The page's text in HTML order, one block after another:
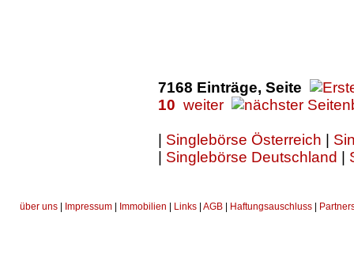
7168 Einträge, Seite
10 weiter
Singlebörse Österreich
Singlebörse Deutschland
über uns Impressum Immobilien Links AGB Haftungsauschluss